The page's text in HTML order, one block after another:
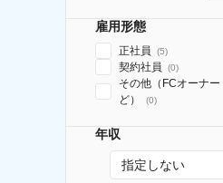
雇用形態
正社員 (5)
契約社員 (0)
その他（FCオーナ
ど）
(0)
年収
指定しない